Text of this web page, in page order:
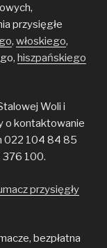
przysięgłe
, włoskiego,
hiszpańskiego
Woli i
o kontaktowanie
022 104 84 85
376 100.
przysięgły
bezpłatna